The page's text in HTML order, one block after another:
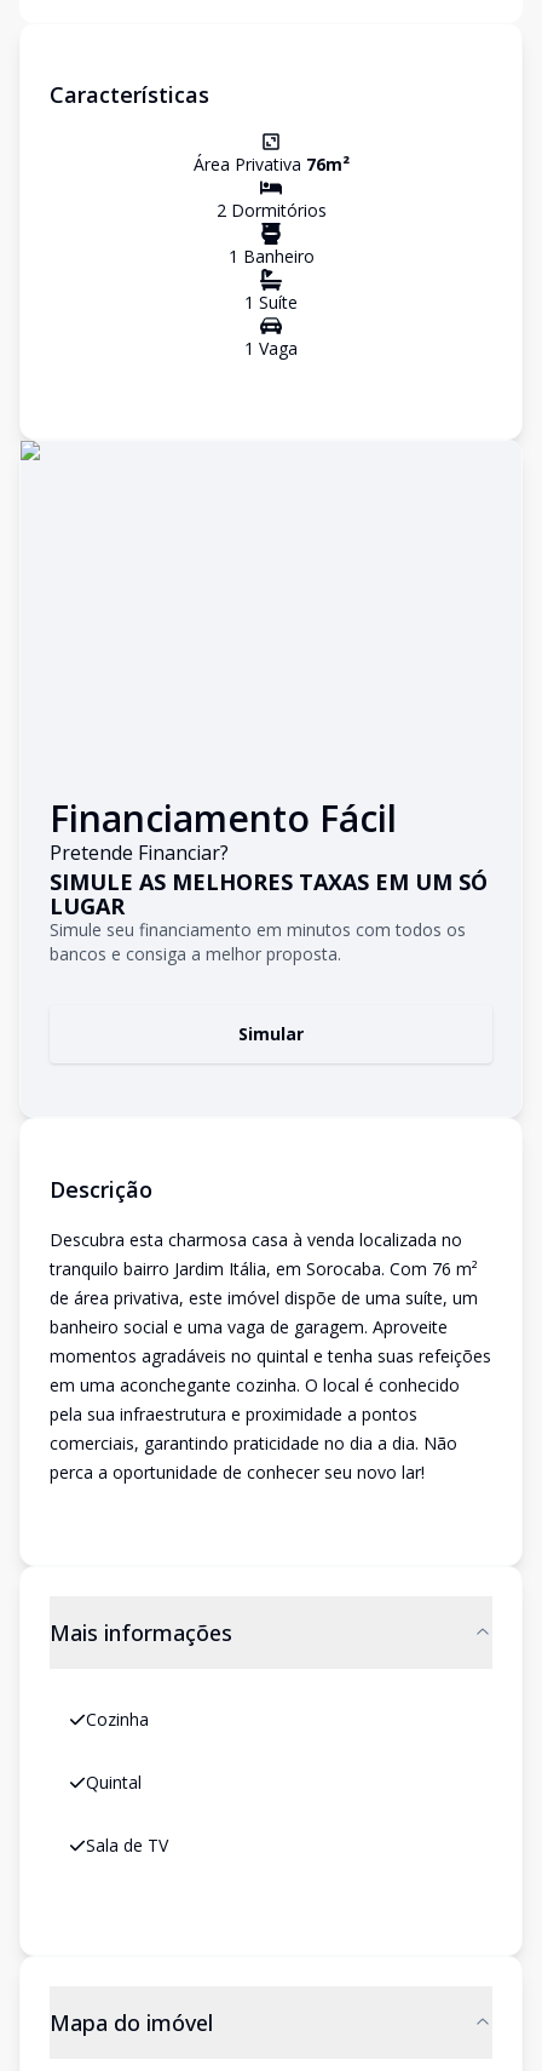
Características
Área Privativa 76m²
2Dormitórios
1 Banheiro
1 Suíte
1 Vaga
Financiamento Fácil
Pretende Financiar?
SIMULE AS MELHORES TAXAS EM UM SÓ
LUGAR
Simule seu financiamento em minutos com todos os
bancos e consiga a melhor proposta.
Simular
Descrição
Descubra esta charmosa casa à venda localizada no
tranquilo bairro Jardim Itália, em Sorocaba. Com 76 m²
de área privativa, este imóvel dispõe de uma suíte, um
banheiro social e uma vaga de garagem. Aproveite
momentos agradáveis no quintal e tenha suas refeições
em uma aconchegante cozinha. O local é conhecido
pela sua infraestrutura e proximidade a pontos
comerciais, garantindo praticidade no dia a dia. Não
perca a oportunidade de conhecer seu novo lar!
Mais informações
Cozinha
Quintal
Sala de TV
Mapa do imóvel